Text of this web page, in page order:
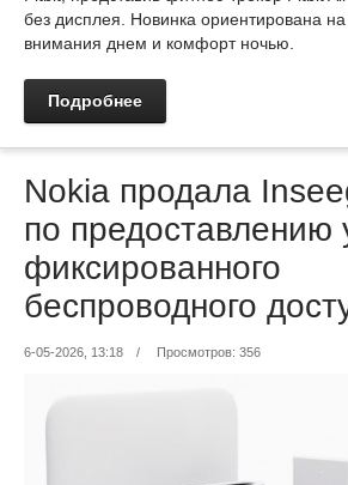
без дисплея. Новинка ориентирована
внимания днем и комфорт ночью.
Подробнее
Nokia продала
по предоставлению
фиксированного
беспроводного
6-05-2026, 13:18 / Просмотров: 356